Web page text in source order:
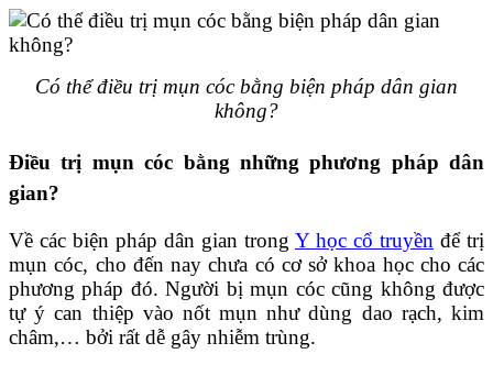
Có thể điều trị mụn cóc bằng biện pháp dân gian
không?
Điều trị mụn cóc bằng những phương pháp dân
gian?
Về các biện pháp dân gian trong Y học cổ truyền để trị
mụn cóc, cho đến nay chưa có cơ sở khoa học cho các
phương pháp đó. Người bị mụn cóc cũng không được
tự ý can thiệp vào nốt mụn như dùng dao rạch, kim
châm,… bởi rất dễ gây nhiễm trùng.